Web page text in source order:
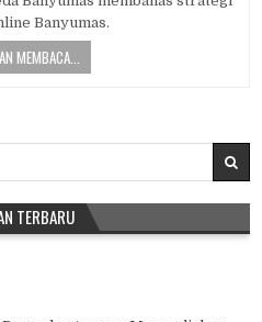
Banyumas.
MEMBACA...
TERBARU